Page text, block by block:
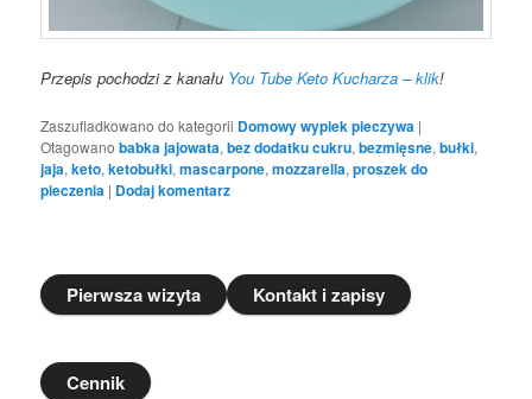
Przepis pochodzi z kanału You Tube Keto Kucharza – klik!
Zaszufladkowano do kategorii Domowy wypiek pieczywa |
Otagowano babka jajowata,bez dodatku cukru,bezmięsne,bułki,
jaja,keto,ketobułki,mascarpone,mozzarella,proszek do
pieczenia | Dodaj komentarz
Pierwsza wizyta Kontakt i zapisy
Cennik